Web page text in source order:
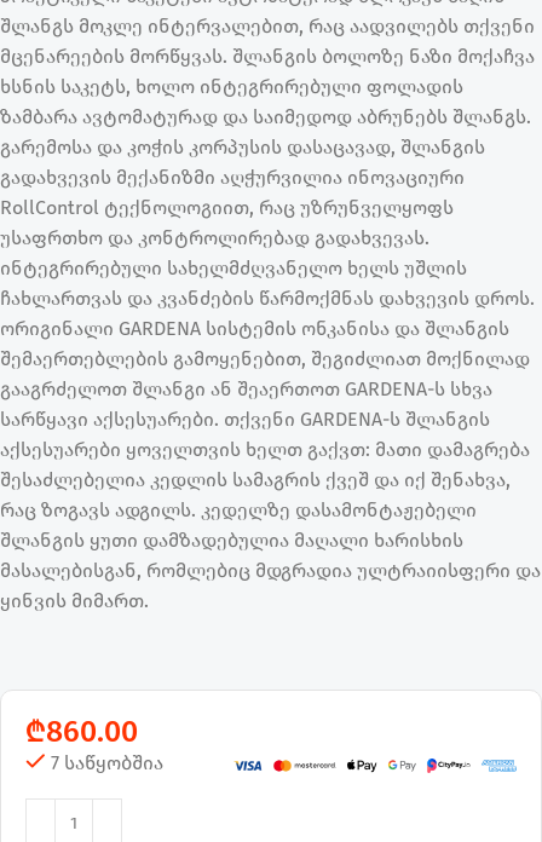
შლანგს მოკლე ინტერვალებით, რაც აადვილებს თქვენი
მცენარეების მორწყვას. შლანგის ბოლოზე ნაზი მოქაჩვა
ხსნის საკეტს, ხოლო ინტეგრირებული ფოლადის
ზამბარა ავტომატურად და საიმედოდ აბრუნებს შლანგს.
გარემოსა და კოჭის კორპუსის დასაცავად, შლანგის
გადახვევის მექანიზმი აღჭურვილია ინოვაციური
RollControl ტექნოლოგიით, რაც უზრუნველყოფს
უსაფრთხო და კონტროლირებად გადახვევას.
ინტეგრირებული სახელმძღვანელო ხელს უშლის
ჩახლართვას და კვანძების წარმოქმნას დახვევის დროს.
ორიგინალი GARDENA სისტემის ონკანისა და შლანგის
შემაერთებლების გამოყენებით, შეგიძლიათ მოქნილად
გააგრძელოთ შლანგი ან შეაერთოთ GARDENA-ს სხვა
სარწყავი აქსესუარები. თქვენი GARDENA-ს შლანგის
აქსესუარები ყოველთვის ხელთ გაქვთ: მათი დამაგრება
შესაძლებელია კედლის სამაგრის ქვეშ და იქ შენახვა,
რაც ზოგავს ადგილს. კედელზე დასამონტაჟებელი
შლანგის ყუთი დამზადებულია მაღალი ხარისხის
მასალებისგან, რომლებიც მდგრადია ულტრაიისფერი და
ყინვის მიმართ.
₾860.00
7 საწყობშია